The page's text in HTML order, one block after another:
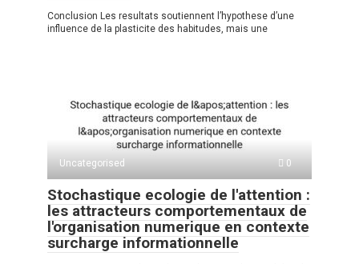
Conclusion Les resultats soutiennent l’hypothese d’une
influence de la plasticite des habitudes, mais une
Uncategorised 0
Stochastique ecologie de l'attention :
les attracteurs comportementaux de
l'organisation numerique en contexte
surcharge informationnelle